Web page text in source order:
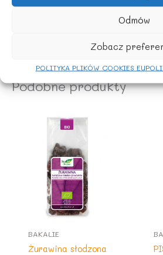
Odmów
Zobacz
POLITYKA PLIKÓW COOKIES EU
KRAJ POCHODZENIA SKŁADNIKÓW
Podobne produkty
BAKALIE
Żurawina słodzona